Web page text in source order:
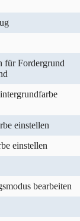
für Fordergrund
einstellen
einstellen
bearbeiten